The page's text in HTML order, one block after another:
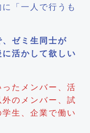
「一人で行うも
、ゼミ生同士が
に活かして欲しい
たメンバー、活
のメンバー、試
生、企業で働い